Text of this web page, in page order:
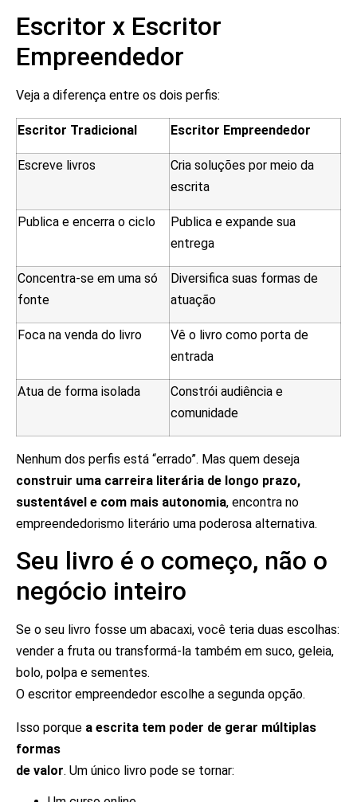
Escritor x Escritor
Empreendedor
Veja a diferença entre os dois perfis:
Escritor Tradicional Escritor Empreendedor
Escreve livros
Cria soluções por meio da
escrita
Publica e encerra o ciclo
Publica e expande sua
entrega
Concentra-se em uma só
fonte
Diversifica suas formas de
atuação
Foca na venda do livro
Vê o livro como porta de
entrada
Atua de forma isolada
Constrói audiência e
comunidade
Nenhum dos perfis está “errado”. Mas quem deseja
construir uma carreira literária de longo prazo,
sustentável e com mais autonomia, encontra no
empreendedorismo literário uma poderosa alternativa.
Seu livro é o começo, não o
negócio inteiro
Se o seu livro fosse um abacaxi, você teria duas escolhas:
vender a fruta ou transformá-la também em suco, geleia,
bolo, polpa e sementes.
O escritor empreendedor escolhe a segunda opção.
Isso porque a escrita tem poder de gerar múltiplas
formas
de valor. Um único livro pode se tornar: